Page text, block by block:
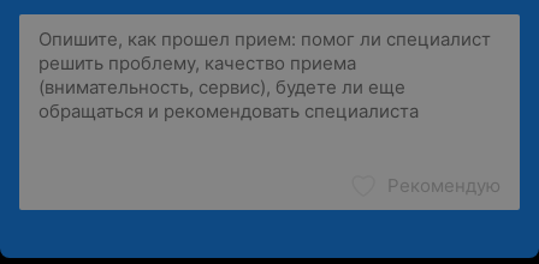
Рекомендую